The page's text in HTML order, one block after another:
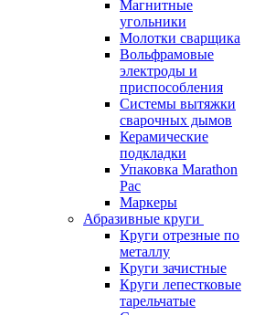
Магнитные
угольники
Молотки сварщика
Вольфрамовые
электроды и
приспособления
Системы вытяжки
сварочных дымов
Керамические
подкладки
Упаковка Marathon
Pac
Маркеры
Абразивные круги
Круги отрезные по
металлу
Круги зачистные
Круги лепестковые
тарельчатые